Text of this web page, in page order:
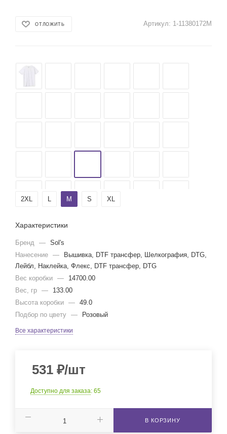
ОТЛОЖИТЬ Артикул: 1-11380172M
2XL L M S XL
Характеристики
Бренд — Sol's
Нанесение —
Вышивка, DTF трансфер, Шелкография, DTG,
Лейбл, Наклейка, Флекс, DTF трансфер, DTG
Вес коробки —
14700.00
Вес, гр —
133.00
Высота коробки — 49.0
Подбор по цвету — Розовый
Все характеристики
531 ₽/шт
Доступно для заказа: 65
В КОРЗИНУ